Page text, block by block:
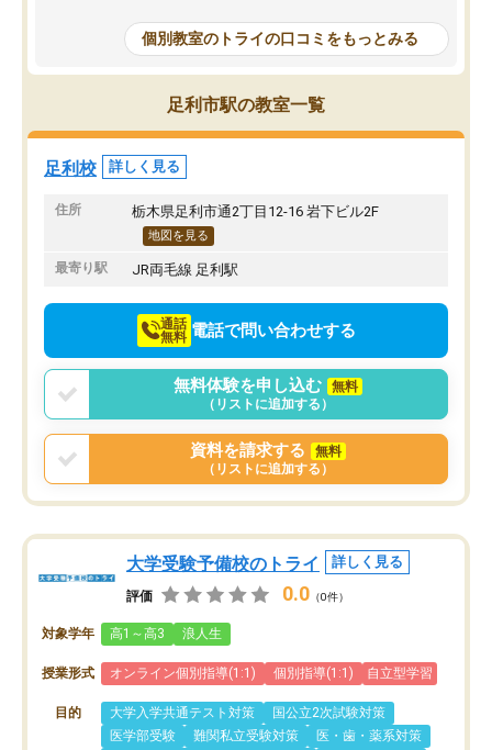
し始めた形です。
しかし、以前とは違い料金がリーズナ
ブルでびっくりしました。
通って1年以上ですが、勉強への取り組
み方が真っすぐに変化（率先して自宅
で復習や予習をする）し成績も向上し
ています。
駅前なので送り迎えが少々負担になっ
ていますが、それを加味しても通って
損はないなと感じています。
もらえたので、勉強への
しずつなくなりました。
その結果成績も上がり、
たのを覚えています。
塾だと思います。
個別教室のトライの口コミをもっとみる
足利市駅の教室一覧
足利校 詳しく見る
住所 栃木県足利市通2丁目12-16 岩下ビル2F
地図を見る
最寄り駅 JR両毛線 足利駅
通話
無料 電話で問い合わせする
無料体験を申し込む
無料
（リストに追加する）
資料を請求する
無料
（リストに追加する）
大学受験予備校のトライ 詳しく見る
評価 0.0 （0件）
対象学年 高1～高3 浪人生
授業形式 オンライン個別指導(1:1) 個別指導(1:1) 自立型学習
目的 大学入学共通テスト対策
国公立2次試験対策
医学部受験
難関私立受験対策
医・歯・薬系対策